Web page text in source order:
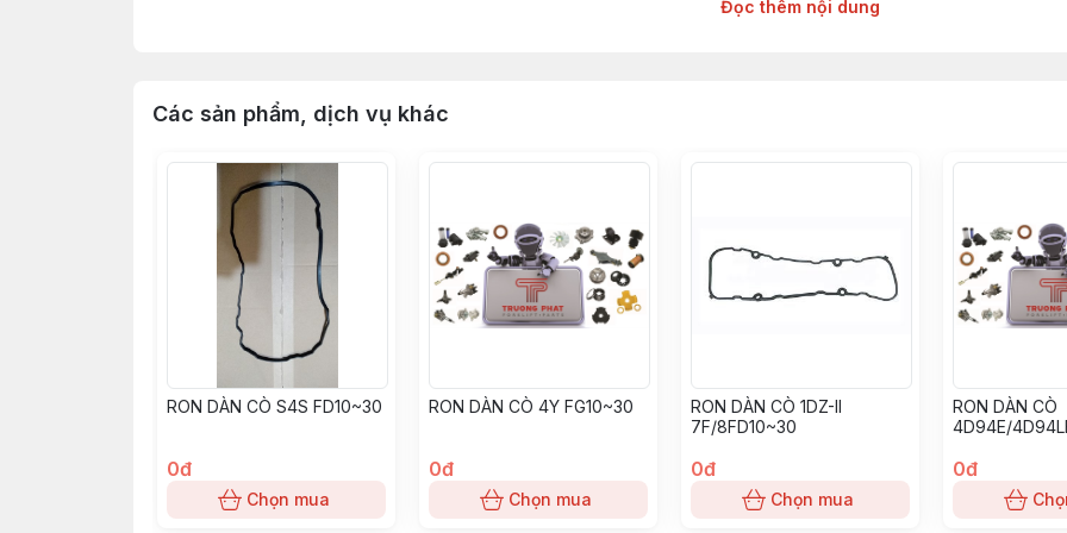
Càng nâng hạ hàng hóa từ 2,5 tấn - 3 tấn - 4 tấn - 5 tấn - 6 tấn - 7 tấn -.........25 tấn ( dạng ngàm móc và ngàm xỏ lỗ)
Vỏ đặc xe nâng : 400-8, 500-8, 600-9, 650-10, 700-12, 815-15, 28*9-15, 825-15, 300-15
Xích nâng hạ hàng hóa : BL523, BL534, BL623, BL634, BL644, BL824, BL834, BL844, BL1023, BL1034, BL1044,
Engine Model.
4G15, 4G32, 4G33, 4G41, 4G52, 4G54, 4G63, 4G64, 4DR5, 4DQ5, 4DQ7, S4Q2, S4E, S4E2, S4S,
KOMATSU: 4D95S, 4D95S-W, 4D95S-1, 4D95L, 4D92E, 4D94E, 4D94LE, 4D98E, 4D98LE, 6D95, 6D95L, 4D105,
Đọc thêm nội dung
Các sản phẩm, dịch vụ khác
RON DÀN CÒ S4S FD10~30
0đ
Chọn mua
RON DÀN CÒ 4Y FG10~30
0đ
Chọn mua
RON DÀN CÒ 1DZ-II
7F/8FD10~30
0đ
Chọn mua
RON DÀN CÒ
4D94E/
0đ